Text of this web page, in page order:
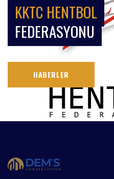
KKTC HENTBOL
FEDERASYONU
HABERLER